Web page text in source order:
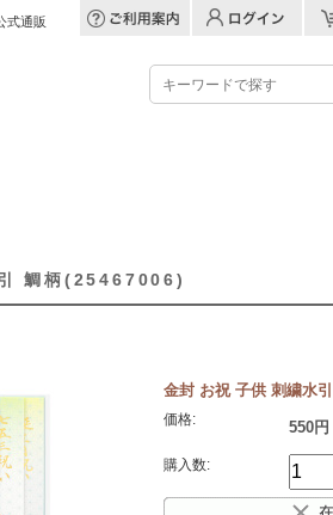
式通販
鯛柄(25467006)
金封 お祝 子供 刺繍水
価格: 550
購入数: